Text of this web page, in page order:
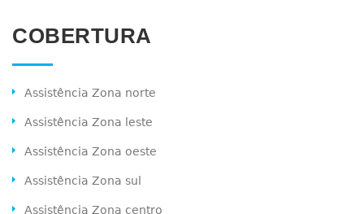
COBERTURA
Assistência Zona norte
Assistência Zona leste
Assistência Zona oeste
Assistência Zona sul
Assistência Zona centro